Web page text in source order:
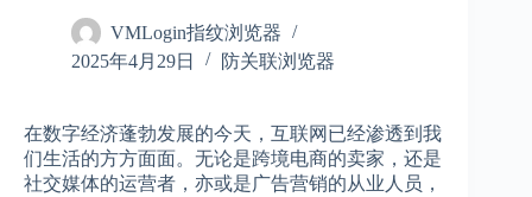
VMLogin指纹浏览器
2025年4月29日
防关联浏览器
在数字经济蓬勃发展的今天，互联网已经渗透到我
们生活的方方面面。无论是跨境电商的卖家，还是
社交媒体的运营者，亦或是广告营销的从业人员，